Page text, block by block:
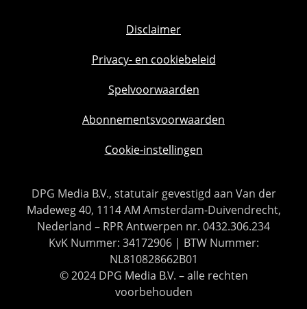
Disclaimer
Privacy- en cookiebeleid
Spelvoorwaarden
Abonnementsvoorwaarden
Cookie-instellingen
DPG Media B.V., statutair gevestigd aan Van der
Madeweg 40, 1114 AM Amsterdam-Duivendrecht,
Nederland – RPR Antwerpen nr. 0432.306.234
KvK Nummer: 34172906 | BTW Nummer:
NL810828662B01
© 2024 DPG Media B.V. – alle rechten
voorbehouden